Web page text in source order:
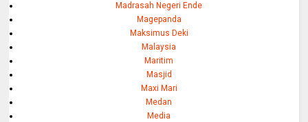
Madrasah Negeri Ende
Magepanda
Maksimus Deki
Malaysia
Maritim
Masjid
Maxi Mari
Medan
Media